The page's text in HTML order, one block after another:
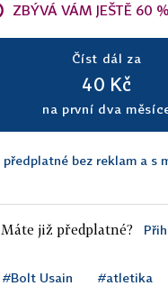
ZBÝVÁ VÁM JEŠTĚ 60
Číst dál za
40 Kč
na první dva
předplatné bez reklam a s
Máte již předplatné?
#Bolt Usain #atletika